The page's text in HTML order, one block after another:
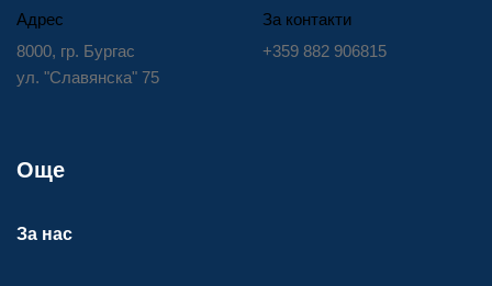
Адрес
8000, гр. Бургас
ул. "Славянска" 75
За контакти
+359 882 906815
Още
За нас